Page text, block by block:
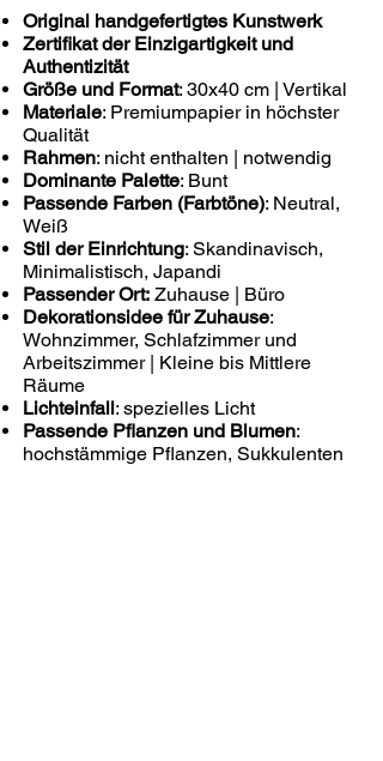
Original handgefertigtes Kunstwerk
Zertifikat der Einzigartigkeit und
Authentizität
Größe und Format: 30x40 cm | Vertikal
Materiale: Premiumpapier in höchster
Qualität
Rahmen: nicht enthalten | notwendig
Dominante Palette: Bunt
Passende Farben (Farbtöne): Neutral,
Weiß
Stil der Einrichtung: Skandinavisch,
Minimalistisch, Japandi
Passender Ort: Zuhause | Büro
Dekorationsidee für Zuhause:
Wohnzimmer, Schlafzimmer und
Arbeitszimmer | Kleine bis Mittlere
Räume
Lichteinfall: spezielles Licht
Passende Pflanzen und Blumen:
hochstämmige Pflanzen, Sukkulenten